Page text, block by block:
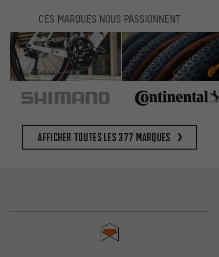
CES MARQUES NOUS PASSIONNENT
Afficher toutes les 377 marques